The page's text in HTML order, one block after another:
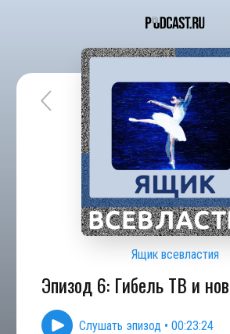
Ящик всевластия
Эпизод 6: Гибель ТВ и
Слушать эпизод • 00:23:24